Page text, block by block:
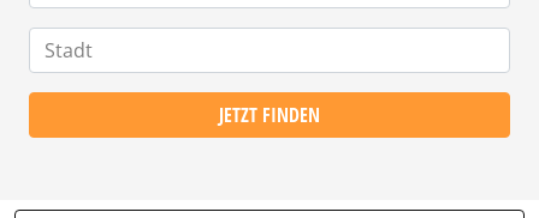
JETZT FINDEN